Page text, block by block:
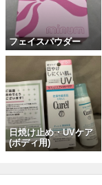
フェイスパウダー
日焼け止め・UVケア
(ボディ用)